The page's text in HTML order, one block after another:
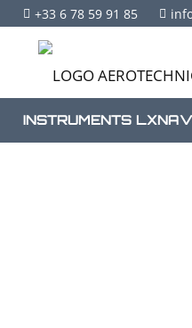
+33 6 78 59 91 85
INSTRUMENTS LXNAV